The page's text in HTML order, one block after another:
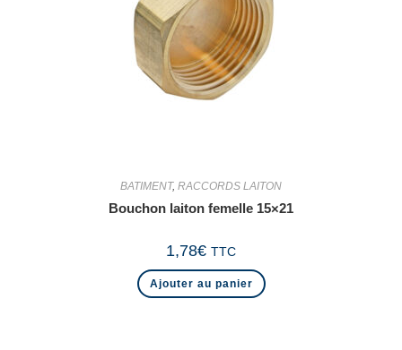
BATIMENT, RACCORDS LAITON
Bouchon laiton femelle 15×21
1,78€ TTC
Ajouter au panier